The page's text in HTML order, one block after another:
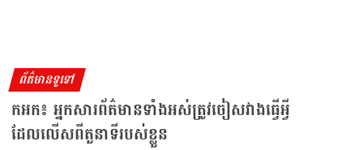
ព័ត៌មានទូទៅ
កអក៖ អ្នកសារព័ត៌មានទាំងអស់ត្រូវចៀសវាងធ្វើអ្វី
ដែលលើសពីតួនាទីរបស់ខ្លួន